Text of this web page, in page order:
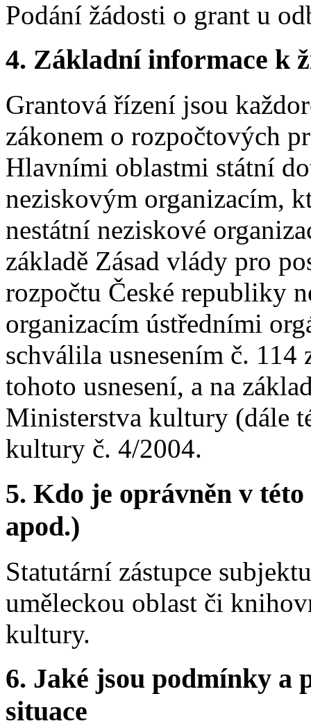
Podání žádosti o grant u
4. Základní informace k
Grantová řízení jsou
zákonem o rozpočtových
Hlavními oblastmi státní
neziskovým organizacím,
nestátní neziskové
základě Zásad vlády pro
rozpočtu České republiky
organizacím ústředními
schválila usnesením č.
tohoto usnesení, a na
Ministerstva kultury (dále
kultury č. 4/2004.
5. Kdo je oprávněn v
apod.)
Statutární zástupce
uměleckou oblast či
kultury.
6. Jaké jsou podmínky a
situace